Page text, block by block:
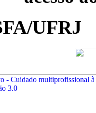
UFRJ